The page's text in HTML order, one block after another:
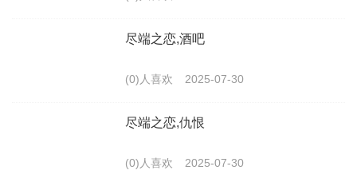
尽端之恋,酒吧
(0)人喜欢 2025-07-30
尽端之恋,仇恨
(0)人喜欢 2025-07-30